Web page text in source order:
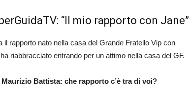
“Il mio rapporto con Jane”
il rapporto nato nella casa del Grande Fratello Vip con
riabbracciato entrando per un attimo nella casa del GF.
Battista: che rapporto c’è tra di voi?